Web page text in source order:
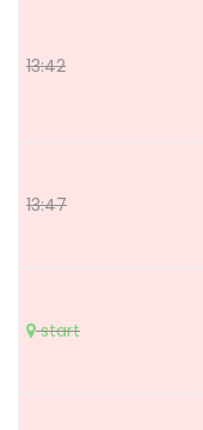
13:42
13:47
start